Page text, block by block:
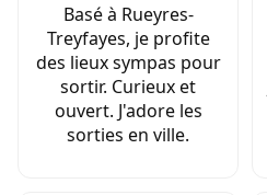
Basé à Rueyres-
Treyfayes, je profite
des lieux sympas pour
sortir. Curieux et
ouvert. J'adore les
sorties en ville.